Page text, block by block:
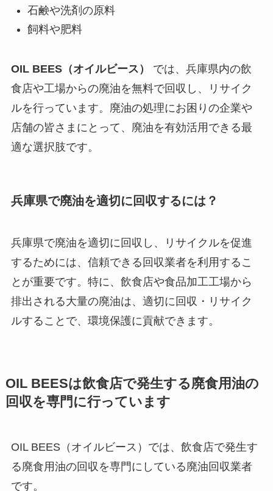
石鹸や洗剤の原料
飼料や肥料
OIL BEES（オイルビース）
では、兵庫県内の飲
食店や工場からの廃油を無料で回収し、リサイク
ルを行っています。廃油の処理にお困りの企業や
店舗の皆さまにとって、廃油を有効活用できる最
適な選択肢です。
兵庫県で廃油を適切に回収するには？
兵庫県で廃油を適切に回収し、リサイクルを促進
するためには、信頼できる回収業者を利用するこ
とが重要です。特に、飲食店や食品加工工場から
排出される大量の廃油は、適切に回収・リサイク
ルすることで、環境保護に貢献できます。
OIL BEESは飲食店で発生する廃食用油の
回収を専門に行っています
OIL BEES（オイルビース）では、飲食店で発生す
る廃食用油の回収を専門にしている廃油回収業者
です。